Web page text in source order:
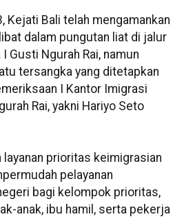
Kejati Bali telah mengamankan
dalam pungutan liat di jalur
Gusti Ngurah Rai, namun
tersangka yang ditetapkan
I Kantor Imigrasi
Rai, yakni Hariyo Seto
layanan prioritas keimigrasian
pelayanan
bagi kelompok prioritas,
anak, ibu hamil, serta pekerja